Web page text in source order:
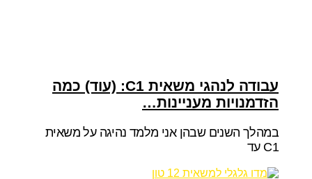
עבודה לנהגי משאית C1: (עוד) כמה
הזדמנויות מעניינות…
במהלך השנים שבהן אני מלמד נהיגה על משאית
C1 עד